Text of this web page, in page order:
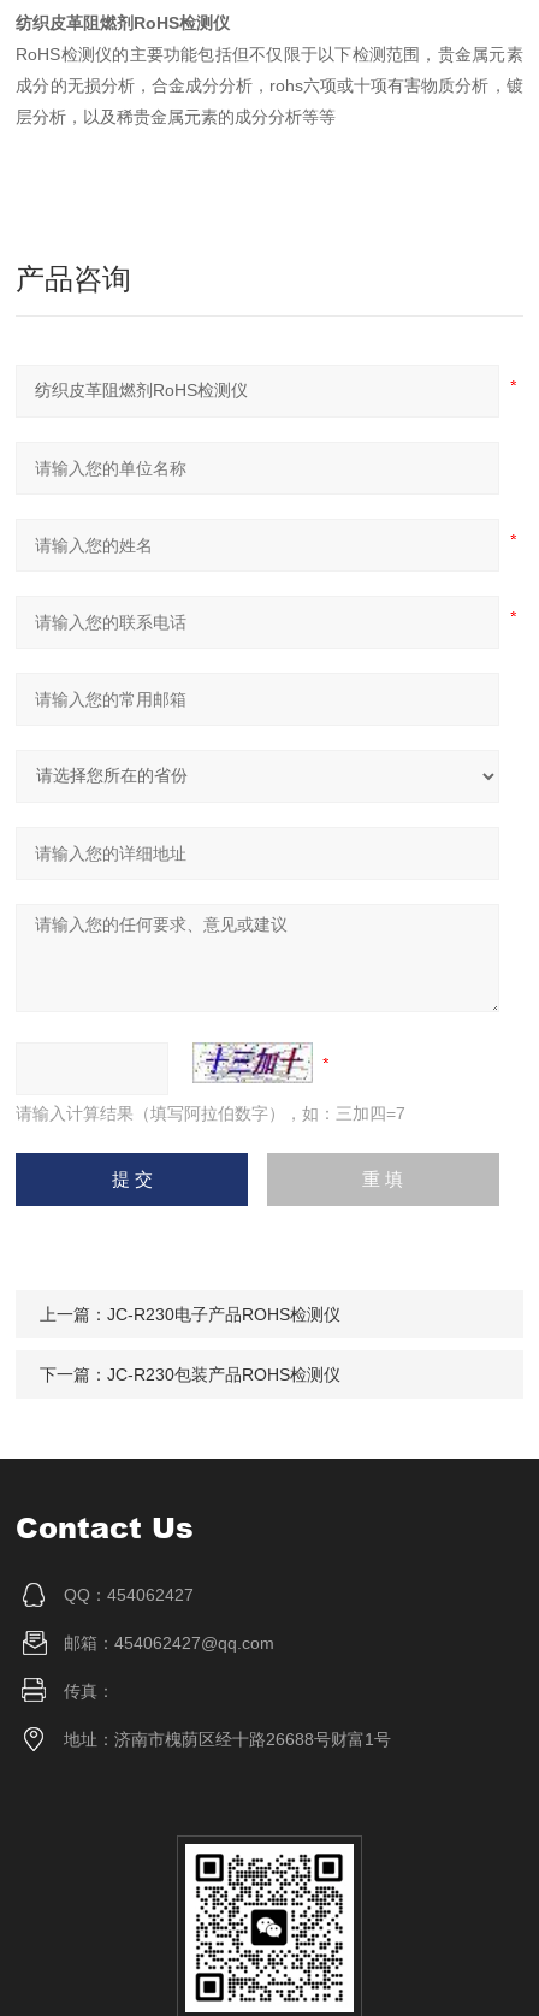
纺织皮革阻燃剂RoHS检测仪
RoHS检测仪的主要功能包括但不仅限于以下检测范围，贵金属元素
成分的无损分析，合金成分分析，rohs六项或十项有害物质分析，镀
层分析，以及稀贵金属元素的成分分析等等
产品咨询
请输入计算结果（填写阿拉伯数字），如：三加四=7
上一篇：JC-R230电子产品ROHS检测仪
下一篇：JC-R230包装产品ROHS检测仪
Contact Us
QQ：454062427
邮箱：454062427@qq.com
传真：
地址：济南市槐荫区经十路26688号财富1号